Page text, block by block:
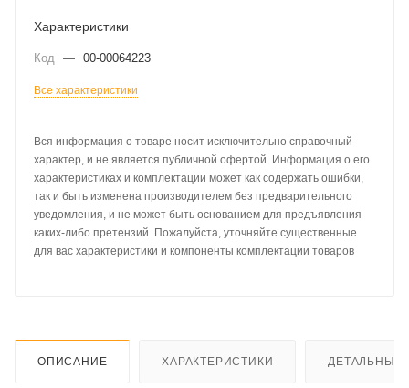
Характеристики
Код — 00-00064223
Все характеристики
Вся информация о товаре носит исключительно справочный
характер, и не является публичной офертой. Информация о его
характеристиках и комплектации может как содержать ошибки,
так и быть изменена производителем без предварительного
уведомления, и не может быть основанием для предъявления
каких-либо претензий. Пожалуйста, уточняйте существенные
для вас характеристики и компоненты комплектации товаров
ОПИСАНИЕ ХАРАКТЕРИСТИКИ ДЕТАЛЬНЫЕ